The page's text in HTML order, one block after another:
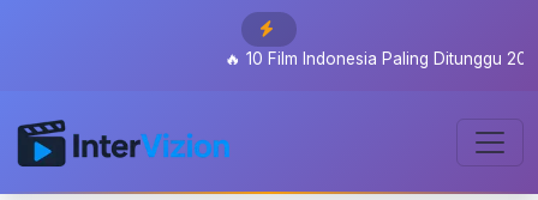
10 Film Indonesia Paling Ditunggu 2026: